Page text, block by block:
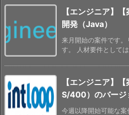
【エンジニア】
開発（Java）
来月開始の案件です
す。 人材要件として
【エンジニア】
S/400）のバージ
今週以降開始可能な